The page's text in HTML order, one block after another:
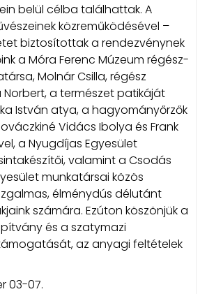
belül célba találhattak. A
közreműködésével –
biztosítottak a rendezvénynek
a Móra Ferenc Múzeum régész-
Molnár Csilla, régész
Norbert, a természet patikáját
István atya, a hagyományőrzők
Vidács Ibolya és Frank
a Nyugdíjas Egyesület
valamint a Csodás
munkatársai közös
élménydús délutánt
számára. Ezúton köszönjük a
és a szatymazi
az anyagi feltételek
03-07.